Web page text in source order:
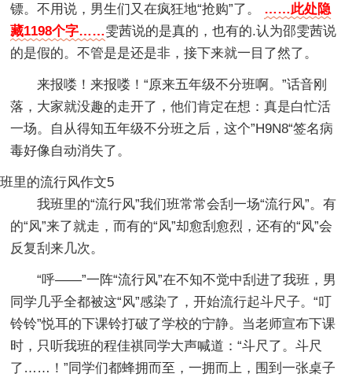
镖。不用说，男生们又在疯狂地“抢购”了。 ……此处隐
藏1198个字……雯茜说的是真的，也有的.认为邵雯茜说
的是假的。不管是是还是非，接下来就一目了然了。
来报喽！来报喽！“原来五年级不分班啊。”话音刚
落，大家就没趣的走开了，他们肯定在想：真是白忙活
一场。自从得知五年级不分班之后，这个”H9N8“签名病
毒好像自动消失了。
班里的流行风作文5
我班里的“流行风”我们班常常会刮一场“流行风”。有
的“风”来了就走，而有的“风”却愈刮愈烈，还有的“风”会
反复刮来几次。
“呼——”一阵“流行风”在不知不觉中刮进了我班，男
同学几乎全都被这“风”感染了，开始流行起斗尺子。“叮
铃铃”悦耳的下课铃打破了学校的宁静。当老师宣布下课
时，只听我班的程佳祺同学大声喊道：“斗尺了。斗尺
了……！”同学们都蜂拥而至，一拥而上，围到一张桌子